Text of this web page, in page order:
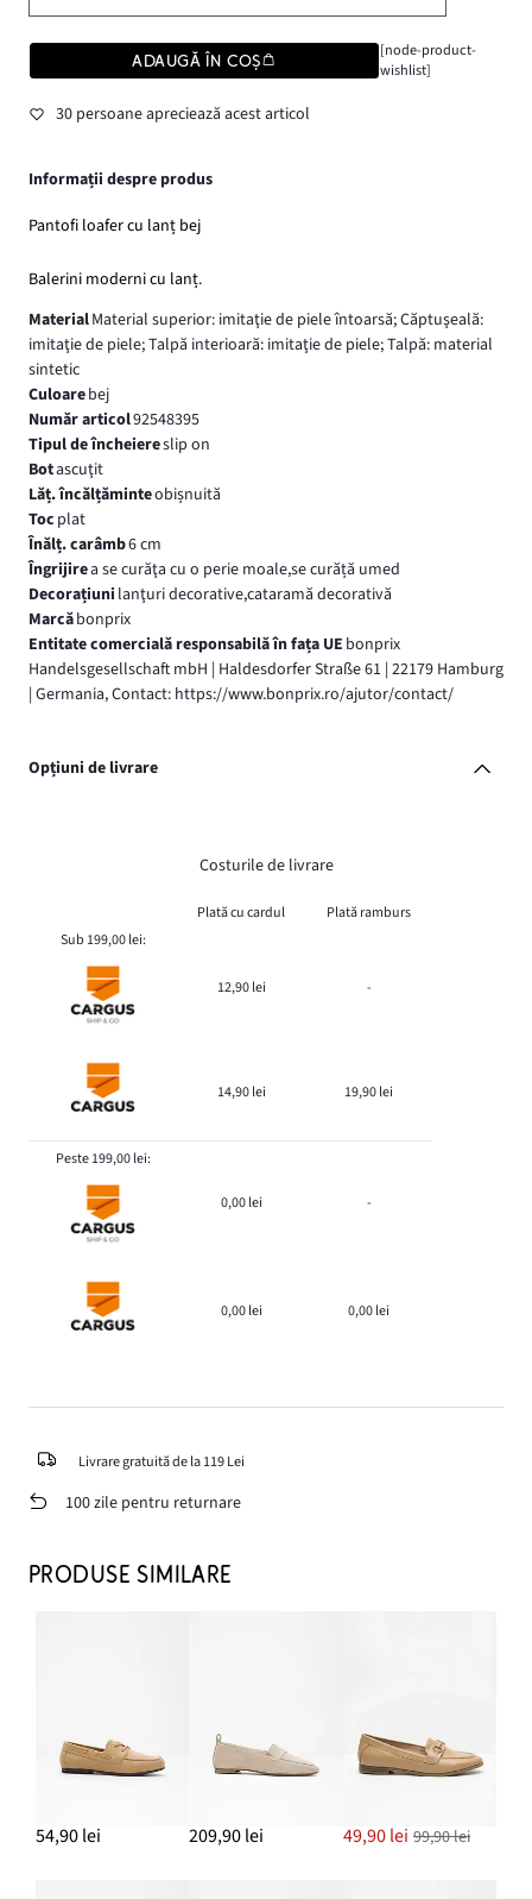
ADAUGĂ ÎN COȘ
[node-product-
wishlist]
30 persoane apreciează acest articol
Informații despre produs
Pantofi loafer cu lanț bej
Balerini moderni cu lanț.
MaterialMaterial superior: imitaţie de piele întoarsă; Căptuşeală:
imitaţie de piele; Talpă interioară: imitaţie de piele; Talpă: material
sintetic
Culoarebej
Număr articol92548395
Tipul de încheiereslip on
Botascuţit
Lăț. încălțăminteobișnuită
Toc plat
Înălț. carâmb6 cm
Îngrijirea se curăţa cu o perie moale,se curăță umed
Decorațiuni lanţuri decorative,cataramă decorativă
Marcăbonprix
Entitate comercială responsabilă în fața UE bonprix
Handelsgesellschaft mbH | Haldesdorfer Straße 61 | 22179 Hamburg
| Germania, Contact: https://www.bonprix.ro/ajutor/contact/
Opțiuni de livrare
Costurile de livrare
Plată cu cardul
Plată ramburs
Sub 199,00 lei:
12,90 lei -
14,90 lei 19,90 lei
Peste 199,00 lei:
0,00 lei -
0,00 lei 0,00 lei
Livrare gratuită de la 119 Lei
100 zile pentru returnare
PRODUSE SIMILARE
54,90 lei 209,90 lei 49,90 lei 99,90 lei